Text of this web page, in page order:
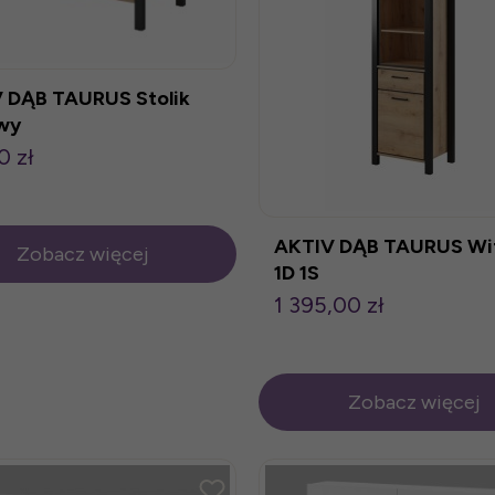
DĄB TAURUS Stolik
zł
Zobacz więcej
AKTIV DĄB TAURUS
1D 1S
1 395,00 zł
Zobacz więcej